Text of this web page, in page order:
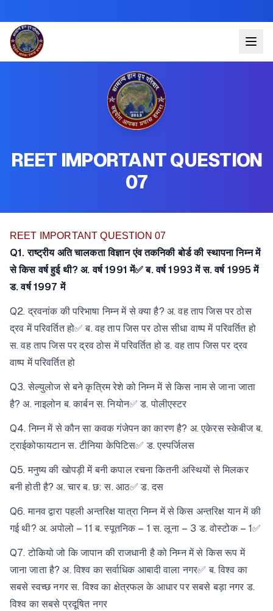
REET IMPORTANT QUESTION
07
REET IMPORTANT QUESTION 07
Q1. राष्ट्रीय अति चालकता विज्ञान एंव तकनिकी बोर्ड की स्थापना निम्न में
से किस वर्ष हुई थी? अ. वर्ष 1991 में✅ ब. वर्ष 1993 में स. वर्ष 1995 में
ड. वर्ष 1997 में
Q2. द्रवनांक की परिभाषा निम्न में से क्या है? अ. वह ताप जिस पर ठोस
द्रव में परिवर्तित हो✅ ब. वह ताप जिस पर ठोस सीधा वाष्प में परिवर्तित हो
स. वह ताप जिस पर द्रव ठोस में परिवर्तित हो ड. वह ताप जिस पर द्रव
वाष्प में परिवर्तित हो
Q3. सेल्युलोज से बने कृत्रिम रेशे को निम्न में से किस नाम से जाना जाता
है? अ. नाइलोन ब. कार्बन स. नियोन✅ ड. पोलीएस्टर
Q4. निम्न में से कौन सा कवक गंजेपन का कारण है? अ. एकेरस स्केबीज ब.
ट्राईकोफायटान स. टीनिया केपिटिस✅ ड. एस्पर्जिलस
Q5. मनुष्य की खोपड़ी में बनी कपाल रचना कितनी अस्थियों से मिलकर
बनी होती है? अ. चार ब. छ: स. आठ✅ ड. दस
Q6. मानव द्वारा पहली अन्तरिक्ष यात्रा निम्न में से किस अन्तरिक्ष यान में की
गई थी? अ. अपोलो – 11 ब. स्पूतनिक – 1 स. लूना – 3 ड. वोस्टोक – 1✅
Q7. टोकियो जो कि जापान की राजधानी है को निम्न में से किस रूप में
जाना जाता है? अ. विश्व का सर्वाधिक आबादी वाला नगर✅ ब. विश्व का
सबसे स्वच्छ नगर स. विश्व का क्षेत्रफल के आधार पर सबसे बड़ा नगर ड.
विश्व का सबसे प्रदूषित नगर